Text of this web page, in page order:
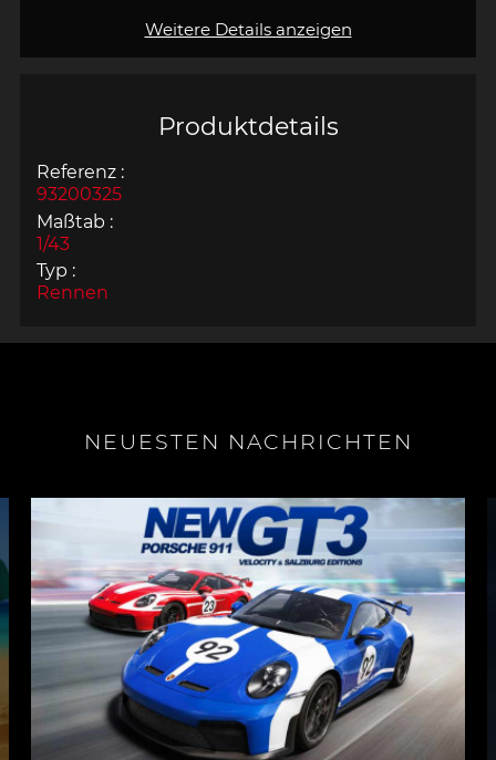
Produktdetails
Referenz :
93200325
Maßtab :
1/43
Typ :
Rennen
Weitere Details anzeigen
NEUESTEN NACHRICHTEN